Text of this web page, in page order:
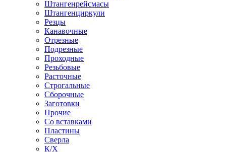
Штангенрейсмасы
Штангенциркули
Резцы
Канавочные
Отрезные
Подрезные
Проходные
Резьбовые
Расточные
Строгальные
Сборочные
Заготовки
Прочие
Со вставками
Пластины
Сверла
К/Х